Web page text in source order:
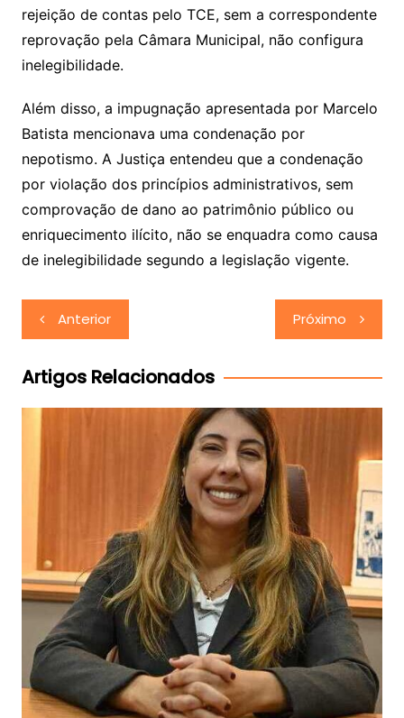
rejeição de contas pelo TCE, sem a correspondente
reprovação pela Câmara Municipal, não configura
inelegibilidade.
Além disso, a impugnação apresentada por Marcelo
Batista mencionava uma condenação por
nepotismo. A Justiça entendeu que a condenação
por violação dos princípios administrativos, sem
comprovação de dano ao patrimônio público ou
enriquecimento ilícito, não se enquadra como causa
de inelegibilidade segundo a legislação vigente.
Navegação
de
Post
Anterior Próximo
Artigos Relacionados